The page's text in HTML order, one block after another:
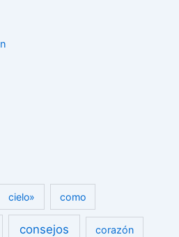
cielo» como
consejos corazón